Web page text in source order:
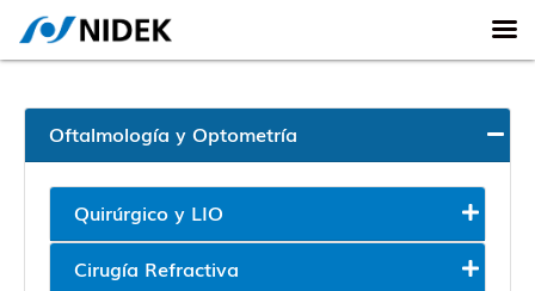
Oftalmología y Optometría
Quirúrgico y LIO
Cirugía Refractiva